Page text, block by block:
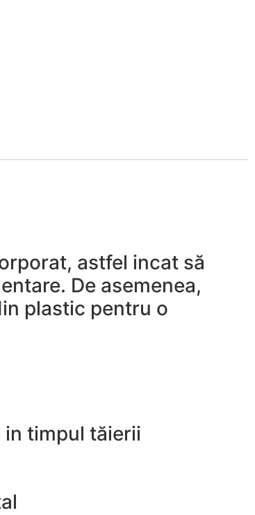
astfel incat să
De asemenea,
plastic pentru o
in timpul tăierii